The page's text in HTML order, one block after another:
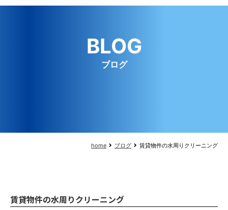
BLOG
ブログ
home ブログ 賃貸物件の水周りクリーニング
賃貸物件の水周りクリーニング